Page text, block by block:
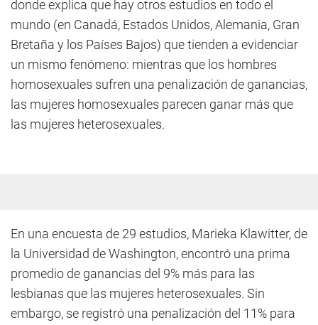
donde explica que hay otros estudios en todo el
mundo (en Canadá, Estados Unidos, Alemania, Gran
Bretaña y los Países Bajos) que tienden a evidenciar
un mismo fenómeno: mientras que los hombres
homosexuales sufren una penalización de ganancias,
las mujeres homosexuales parecen ganar más que
las mujeres heterosexuales.
En una encuesta de 29 estudios, Marieka Klawitter, de
la Universidad de Washington, encontró una prima
promedio de ganancias del 9% más para las
lesbianas que las mujeres heterosexuales. Sin
embargo, se registró una penalización del 11% para